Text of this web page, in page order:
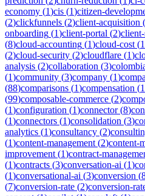
economy (1)cis (1)citizen-
(2)clickfunnels (2)client-acquisition (
onboarding (1)client-portal (2)
(8)cloud-accounting (1)cloud-cost (1
(2)cloud-security (2)cloudflare (1)
analysis (2)collaboration (3)
(1)community (3)company (1)
(88)comparisons (1)compensation (1
(99)composable-commerce (2)
(1)configuration (1)connector(8)
(1)connectors (1)consolidation (3)
analytics (1)consultancy (2)
(1)content-management (2)content-
improvement (1)contract-
(1)contracts (3)conversation-ai (1)
(1)conversational-ai (3)conversion (
(7)conversion-rate (2)conversion-